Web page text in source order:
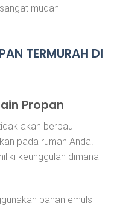
mudah
TERMURAH DI
Propan
akan berbau
pada rumah Anda.
keunggulan dimana
bahan emulsi